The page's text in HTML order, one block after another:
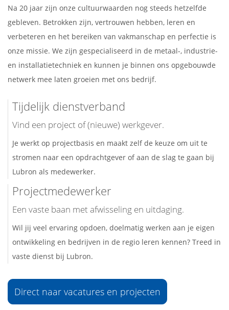
Na 20 jaar zijn onze cultuurwaarden nog steeds hetzelfde
gebleven. Betrokken zijn, vertrouwen hebben, leren en
verbeteren en het bereiken van vakmanschap en perfectie is
onze missie. We zijn gespecialiseerd in de metaal-, industrie-
en installatietechniek en kunnen je binnen ons opgebouwde
netwerk mee laten groeien met ons bedrijf.
Tijdelijk dienstverband
Vind een project of (nieuwe) werkgever.
Je werkt op projectbasis en maakt zelf de keuze om uit te
stromen naar een opdrachtgever of aan de slag te gaan bij
Lubron als medewerker.
Projectmedewerker
Een vaste baan met afwisseling en uitdaging.
Wil jij veel ervaring opdoen, doelmatig werken aan je eigen
ontwikkeling en bedrijven in de regio leren kennen? Treed in
vaste dienst bij Lubron.
Direct naar vacatures en projecten